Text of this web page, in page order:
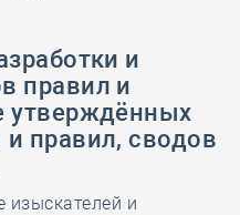
и
правил и
утверждённых
правил, сводов
изыскателей и